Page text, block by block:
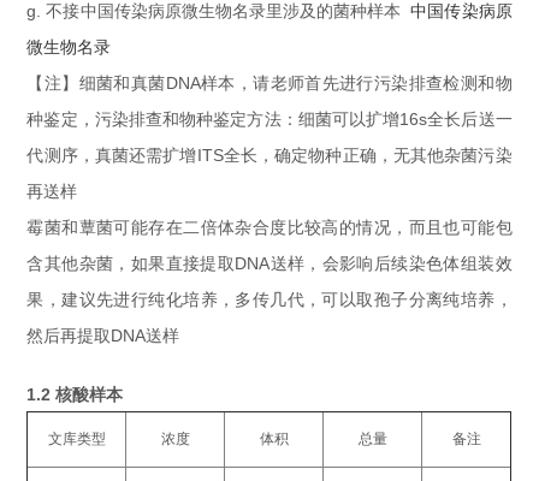
g. 不接中国传染病原微生物名录里涉及的菌种样本中国传染病原
微生物名录
【注】细菌和真菌DNA样本，请老师首先进行污染排查检测和物
种鉴定，污染排查和物种鉴定方法：细菌可以扩增16s全长后送一
代测序，真菌还需扩增ITS全长，确定物种正确，无其他杂菌污染
再送样
霉菌和蕈菌可能存在二倍体杂合度比较高的情况，而且也可能包
含其他杂菌，如果直接提取DNA送样，会影响后续染色体组装效
果，建议先进行纯化培养，多传几代，可以取孢子分离纯培养，
然后再提取DNA送样
1.2 核酸样本
文库类型 浓度 体积 总量 备注